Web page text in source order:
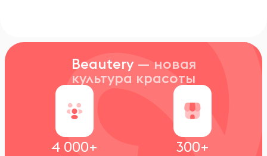
Beautery — новая
культура красоты
4 000+ 300+